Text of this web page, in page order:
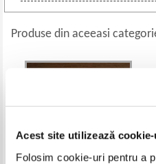
Acest site utilizează
Folosim cookie-uri pentru a
Produse din aceeasi